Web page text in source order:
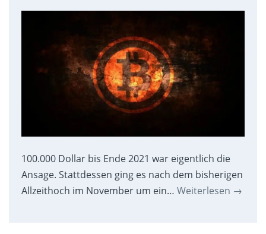
100.000 Dollar bis Ende 2021 war eigentlich die
Ansage. Stattdessen ging es nach dem bisherigen
Allzeithoch im November um ein… Weiterlesen →